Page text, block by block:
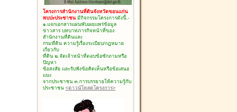
โครงการสำนักงานที่ดินจังหวัดขอนแก่น
พบปะประชาชน มีกิจกรรมโครงการดังนี้.-
๑.แจกเอกสารแผ่นพับเผยแพร่ข้อมูล
ข่าวสาร บทบาทภารกิจหน้าที่ของ
สำนักงานที่ดินและ
กรมที่ดิน ความรู้เรื่องระเบียบ/กฎหมาย
เกี่ยวกับ
ที่ดิน ๒.จัดเจ้าหน้าที่ตอบข้อซักถามหรือ
ปัญหา
ข้อสงสัย และรับฟังข้อคิดเห็นหรือข้อเสนอ
แนะ
จากประชาชน ๓.การบรรยายให้ความรู้กับ
ประชาชน <ดาวน์โหลดโครงการ>